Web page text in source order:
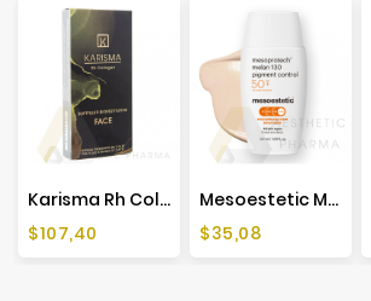
Karisma Rh Collagen Face (1x2ml)
Cena
$107,40
Mesoestetic Mesoprotech Melan 130 Pigment Control - 50ml
Cena
$35,08